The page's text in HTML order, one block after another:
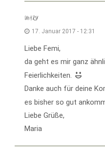
MARY
17. Januar 2017 - 12:31
Liebe Femi,
da geht es mir ganz
Feierlichkeiten.
Danke auch für deine
es bisher so gut
Liebe Grüße,
Maria